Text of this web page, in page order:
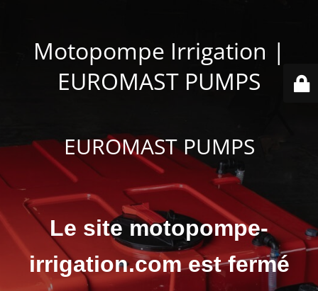
Motopompe Irrigation |
EUROMAST PUMPS
EUROMAST PUMPS
Le site motopompe-
irrigation.com est fermé